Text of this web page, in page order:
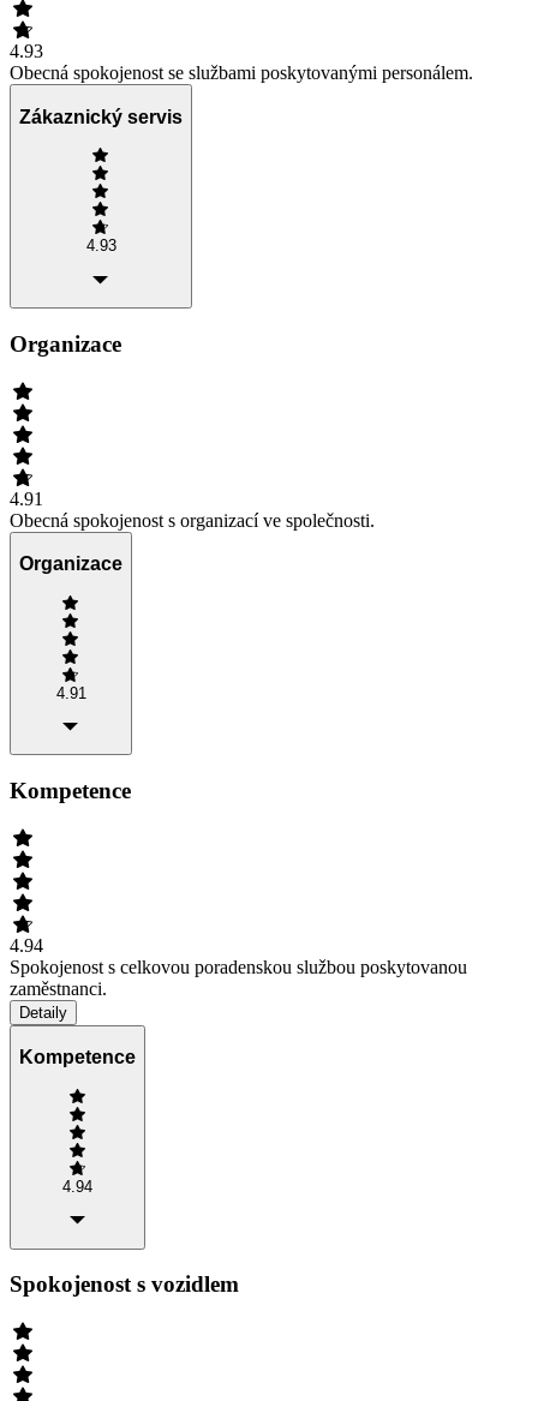
4.93
Obecná spokojenost se službami poskytovanými personálem.
Zákaznický servis
4.93
Organizace
4.91
Obecná spokojenost s organizací ve společnosti.
Organizace
4.91
Kompetence
4.94
Spokojenost s celkovou poradenskou službou poskytovanou
zaměstnanci.
Detaily
Kompetence
4.94
Spokojenost s vozidlem